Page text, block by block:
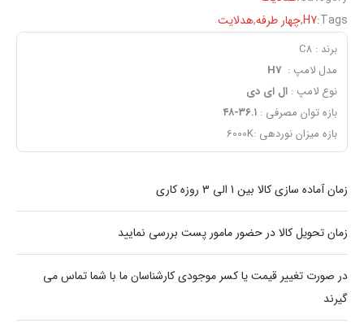
Tags:
H7
,چهار طرفه,هدلایت
برند : C8
مدل لامپ : H7
نوع لامپ : ال ای دی
بازه توان مصرفی : ۳۶.۱-۴۸
بازه میزان نوردهی :6000K
زمان آماده سازی کالا بین 1 الی 3 روزه کاری
زمان تحویل کالا در حضور مامور پست بررسی نمایید
در صورت تغییر قیمت یا کسر موجودی کارشناسان ما با شما تماس می
گیرند